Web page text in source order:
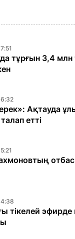
тұрғын 3,4 млн
Ақтауда
етті
тікелей